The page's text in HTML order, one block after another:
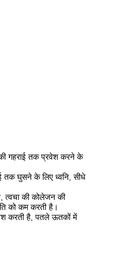
गहराई तक प्रवेश करने के
तक घुसने के लिए ध्वनि, सीधे
त्वचा की कोलेजन की
को कम करती है।
करती है, पतले ऊतकों में